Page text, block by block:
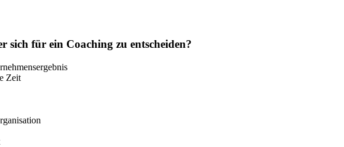
sich für ein Coaching zu entscheiden?
Zeit